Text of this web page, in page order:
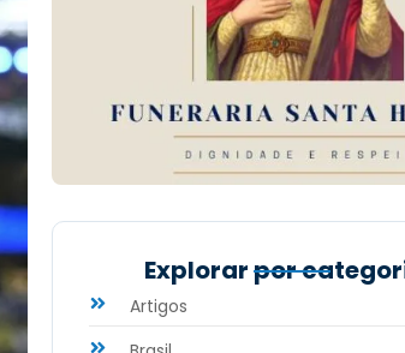
Explorar por
Artigos